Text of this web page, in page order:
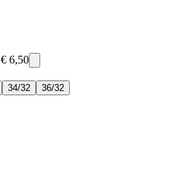
€ 6,50
34/32
36/32